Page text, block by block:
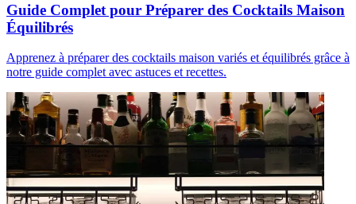
Guide Complet pour Préparer des Cocktails Maison
Équilibrés
Apprenez à préparer des cocktails maison variés et équilibrés grâce à
notre guide complet avec astuces et recettes.